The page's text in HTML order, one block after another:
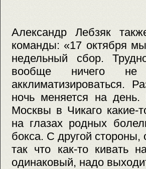
Александр Лебзяк
команды: «17 октября
недельный сбор.
вообще ничего
акклиматизироваться.
ночь меняется на день.
Москвы в Чикаго какие-
на глазах родных
бокса. С другой стороны,
так что как-то кивать
одинаковый, надо